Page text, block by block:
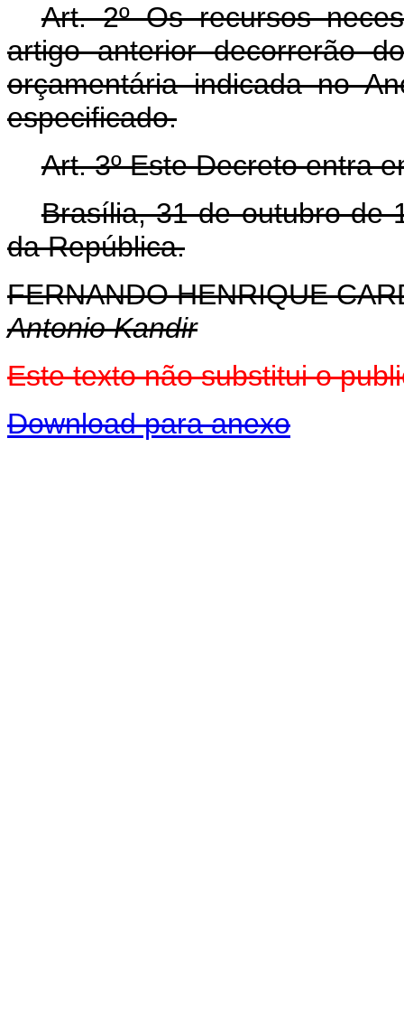
Art. 2º Os recursos
artigo anterior decorrerão
orçamentária indicada no
especificado.
Art. 3º Este Decreto entra
Brasília, 31 de outubro de
da República.
FERNANDO HENRIQUE
Antonio Kandir
Este texto não substitui o
Download para anexo